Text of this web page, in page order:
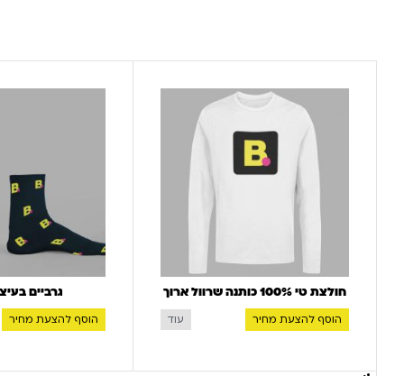
חולצת טי 100% כותנה שרוול ארוך
הוסף להצעת מחיר עוד
גרביים
הוסף להצעת מחיר